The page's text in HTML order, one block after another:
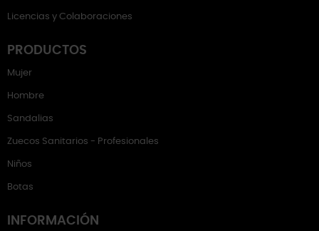
Licencias y Colaboraciones
PRODUCTOS
Mujer
Hombre
Sandalias
Zuecos Sanitarios - Profesionales
Niños
Botas
INFORMACIÓN